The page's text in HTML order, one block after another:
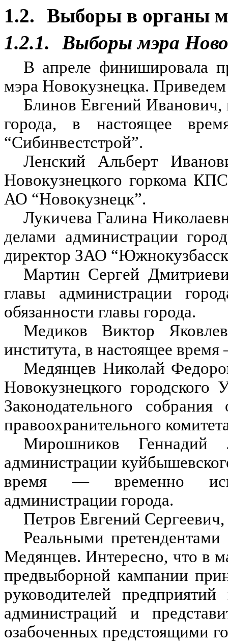
1.2.
Выборы в органы
1.2.1.
Выборы мэра
В апреле финишировала
мэра Новокузнецка. Приведем
Блинов Евгений Иванович,
города, в настоящее
“Сибинвестстрой”.
Ленский Альберт
Новокузнецкого горкома
АО “Новокузнецк”.
Лукичева Галина
делами администрации
директор ЗАО
Мартин Сергей
главы администрации
обязанности главы города.
Медиков Виктор
института, в настоящее
Медянцев Николай
Новокузнецкого
Законодательного собрания
правоохранительного
Мирошников
администрации
время — временно
администрации города.
Петров Евгений
Реальными
Медянцев. Интересно, что в
предвыборной кампании
руководителей
администраций и
озабоченных предстоящими